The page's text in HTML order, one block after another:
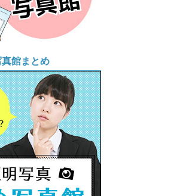
館まとめ